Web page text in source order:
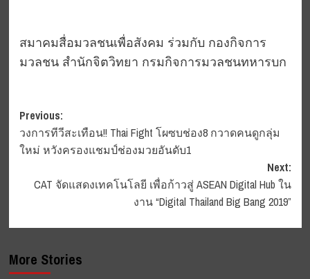
สมาคมสื่อมวลชนเพื่อสังคม​ ร่วมกับ กองกิจการ
มวลชน​ สำนักจิตวิทยา​ กรมกิจการมวลชนทหารบก​
Post
navigation
Previous:
วงการทีวีสะเทือน!! Thai Fight โผซบช่อง8 กวาดคนดูกลุ่ม
ใหม่ หวังครองแชมป์ช่องมวยอันดับ1
Next:
CAT จัดแสดงเทคโนโลยี เพื่อก้าวสู่ ASEAN Digital Hub ใน
งาน “Digital Thailand Big Bang 2019”
More Stories